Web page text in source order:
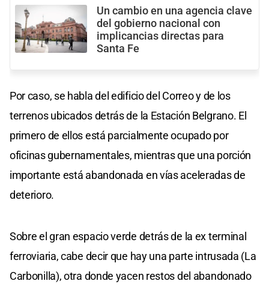
Un cambio en una agencia clave
del gobierno nacional con
implicancias directas para
Santa Fe
Por caso, se habla del edificio del Correo y de los
terrenos ubicados detrás de la Estación Belgrano. El
primero de ellos está parcialmente ocupado por
oficinas gubernamentales, mientras que una porción
importante está abandonada en vías aceleradas de
deterioro.
Sobre el gran espacio verde detrás de la ex terminal
ferroviaria, cabe decir que hay una parte intrusada (La
Carbonilla), otra donde yacen restos del abandonado